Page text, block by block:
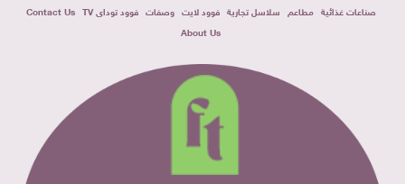
صناعات غذائية مطاعم سلاسل تجارية فوود لايت وصفات فوود توداى TV
Contact Us
About Us